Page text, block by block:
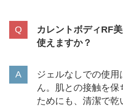
カレントボディRF
使えますか？
ジェルなしでの使
ん。肌との接触を
ためにも、清潔で乾